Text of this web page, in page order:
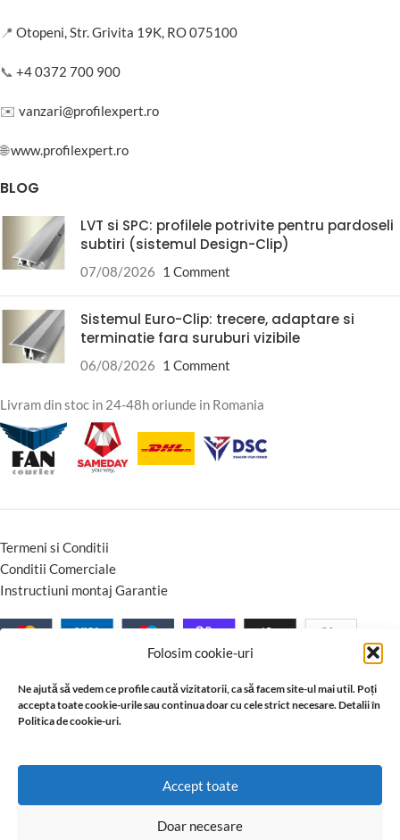
Folosim cookie-uri
Ne ajută să vedem ce profile caută vizitatorii, ca să facem site-ul mai util. Poți
accepta toate cookie-urile sau continua doar cu cele strict necesare. Detalii în
Politica de cookie-uri.
Accept toate
Doar necesare
📍 Otopeni, Str. Grivita 19K, RO 075100
📞 +4 0372 700 900
✉️ vanzari@profilexpert.ro
🌐www.profilexpert.ro
BLOG
LVT si SPC: profilele potrivite pentru pardoseli
subtiri (sistemul Design-Clip)
07/08/2026 1 Comment
Sistemul Euro-Clip: trecere, adaptare si
terminatie fara suruburi vizibile
06/08/2026 1 Comment
Livram din stoc in 24-48h oriunde in Romania
Termeni si Conditii
Conditii Comerciale
Instructiuni montaj Garantie